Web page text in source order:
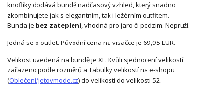
knoflíky dodává bundě nadčasový vzhled, který snadno
zkombinujete jak s elegantním, tak i ležérním outfitem.
Bunda je bez zateplení, vhodná pro jaro či podzim. Nepruží.
Jedná se o outlet. Původní cena na visačce je 69,95 EUR.
Velikost uvedená na bundě je XL. Kvůli sjednocení velikostí
zařazeno podle rozměrů a Tabulky velikostí na e-shopu
(Oblečení/jetovmode.cz) do velikosti do velikosti 52.